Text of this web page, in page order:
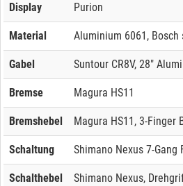
Display Purion
Material Aluminium 6061,
Gabel Suntour CR8V, 28"
Bremse Magura HS11
Bremshebel Magura HS11, 3-Finger
Schaltung Shimano Nexus 7-Gang
Schalthebel Shimano Nexus,